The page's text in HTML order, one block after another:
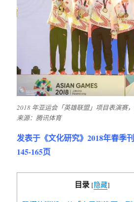
2018 年亚运会「英雄联盟」项目表演赛
来源：腾讯体育
发表于《文化研究》2018年春季
145-165页
目录 [隐藏]